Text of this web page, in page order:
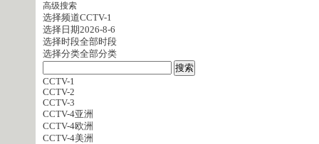
高级搜索
选择频道CCTV-1
选择日期2026-8-6
选择时段全部时段
选择分类全部分类
CCTV-1
CCTV-2
CCTV-3
CCTV-4亚洲
CCTV-4欧洲
CCTV-4美洲